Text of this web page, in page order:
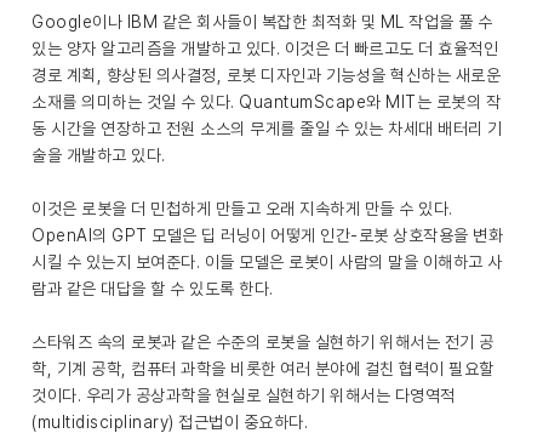
Google이나 IBM 같은 회사들이 복잡한 최적화 및 ML 작업을 풀 수
있는 양자 알고리즘을 개발하고 있다. 이것은 더 빠르고도 더 효율적인
경로 계획, 향상된 의사결정, 로봇 디자인과 기능성을 혁신하는 새로운
소재를 의미하는 것일 수 있다. QuantumScape와 MIT는 로봇의 작
동 시간을 연장하고 전원 소스의 무게를 줄일 수 있는 차세대 배터리 기
술을 개발하고 있다.
이것은 로봇을 더 민첩하게 만들고 오래 지속하게 만들 수 있다.
OpenAI의 GPT 모델은 딥 러닝이 어떻게 인간-로봇 상호작용을 변화
시킬 수 있는지 보여준다. 이들 모델은 로봇이 사람의 말을 이해하고 사
람과 같은 대답을 할 수 있도록 한다.
스타워즈 속의 로봇과 같은 수준의 로봇을 실현하기 위해서는 전기 공
학, 기계 공학, 컴퓨터 과학을 비롯한 여러 분야에 걸친 협력이 필요할
것이다. 우리가 공상과학을 현실로 실현하기 위해서는 다영역적
(multidisciplinary) 접근법이 중요하다.